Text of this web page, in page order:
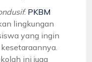
: PKBM
lingkungan
yang ingin
ini juga